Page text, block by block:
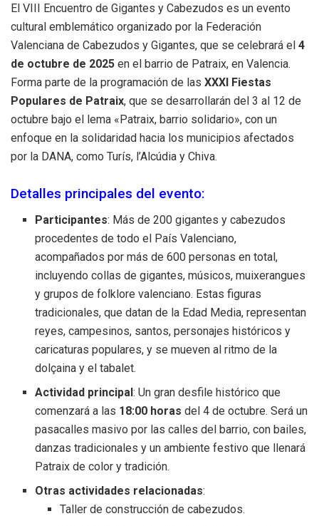
El VIII Encuentro de Gigantes y Cabezudos es un evento
cultural emblemático organizado por la Federación
Valenciana de Cabezudos y Gigantes, que se celebrará el 4
de octubre de 2025 en el barrio de Patraix, en Valencia.
Forma parte de la programación de las XXXI Fiestas
Populares de Patraix, que se desarrollarán del 3 al 12 de
octubre bajo el lema «Patraix, barrio solidario», con un
enfoque en la solidaridad hacia los municipios afectados
por la DANA, como Turís, l’Alcúdia y Chiva.
Detalles principales del evento:
Participantes: Más de 200 gigantes y cabezudos
procedentes de todo el País Valenciano,
acompañados por más de 600 personas en total,
incluyendo collas de gigantes, músicos, muixerangues
y grupos de folklore valenciano. Estas figuras
tradicionales, que datan de la Edad Media, representan
reyes, campesinos, santos, personajes históricos y
caricaturas populares, y se mueven al ritmo de la
dolçaina y el tabalet.
Actividad principal: Un gran desfile histórico que
comenzará a las 18:00 horas del 4 de octubre. Será un
pasacalles masivo por las calles del barrio, con bailes,
danzas tradicionales y un ambiente festivo que llenará
Patraix de color y tradición.
Otras actividades relacionadas:
Taller de construcción de cabezudos.